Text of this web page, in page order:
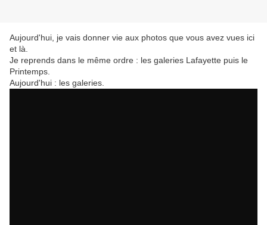
Aujourd'hui, je vais donner vie aux photos que vous avez vues ici
et là.
Je reprends dans le même ordre : les galeries Lafayette puis le
Printemps.
Aujourd'hui : les galeries.